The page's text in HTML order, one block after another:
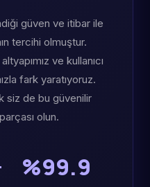
güven ve itibar ile
tercihi olmuştur.
ve kullanıcı
fark yaratıyoruz.
siz de bu güvenilir
olun.
%99.9